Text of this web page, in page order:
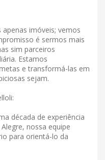
imóveis; vemos
é sermos mais
sim parceiros
Estamos
e transformá-las em
sejam.
década de experiência
nossa equipe
para orientá-lo da